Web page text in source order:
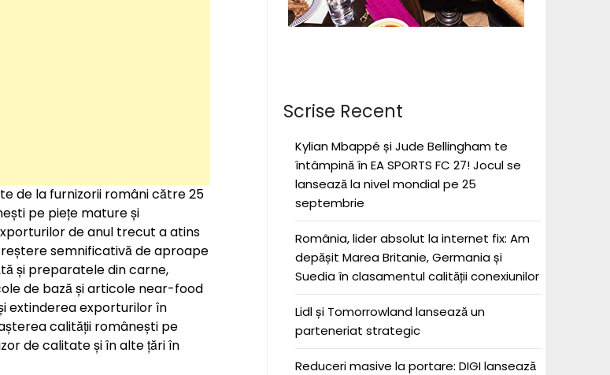
de la furnizorii români către 25
pe piețe mature și
de anul trecut a atins
semnificativă de aproape
și preparatele din carne,
de bază și articole near-food
extinderea exporturilor în
calității românești pe
de calitate și în alte țări în
Scrise Recent
Kylian Mbappé și Jude Bellingham te
întâmpină în EA SPORTS FC 27! Jocul se
lansează la nivel mondial pe 25
septembrie
România, lider absolut la internet fix: Am
depășit Marea Britanie, Germania și
Suedia în clasamentul calității conexiunilor
Lidl și Tomorrowland lansează un
parteneriat strategic
Reduceri masive la portare: DIGI lansează